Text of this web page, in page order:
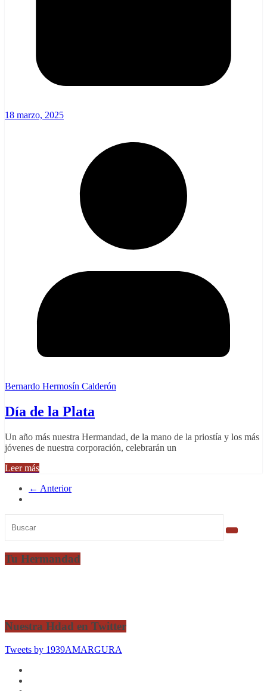
18 marzo, 2025
Bernardo Hermosín Calderón
Día de la Plata
Un año más nuestra Hermandad, de la mano de la priostía y los más
jóvenes de nuestra corporación, celebrarán un
Leer más
← Anterior
Tu Hermandad
Nuestra Hdad en Twitter
Tweets by 1939AMARGURA